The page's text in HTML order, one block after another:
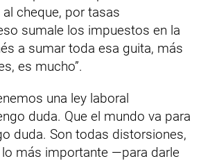
cheque, por tasas
sumale los impuestos en la
a sumar toda esa guita, más
es mucho”.
una ley laboral
duda. Que el mundo va para
duda. Son todas distorsiones,
más importante —para darle